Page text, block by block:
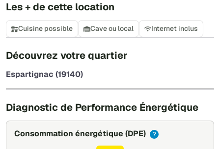
Les + de cette location
Cuisine possible Cave ou local Internet inclus
Découvrez votre quartier
Espartignac (19140)
Diagnostic de Performance Énergétique
Consommation énergétique (DPE) ?